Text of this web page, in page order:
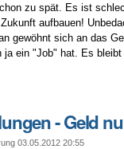
zu spät. Es ist
aufbauen!
gewöhnt sich an das
ja ein "Job" hat. Es
- Geld
03.05.2012 20:55